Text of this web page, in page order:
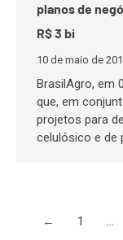
planos de
R$ 3 bi
10 de maio de
BrasilAgro, em
que, em
projetos para
celulósico e de
← 1 …